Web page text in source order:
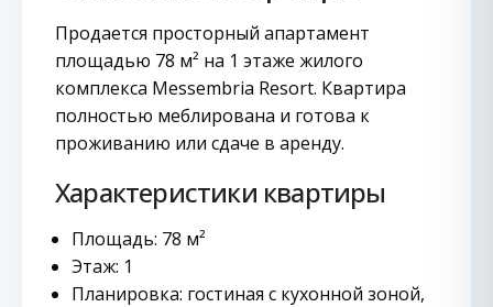
Продается просторный апартамент
площадью 78 м² на 1 этаже жилого
комплекса Messembria Resort. Квартира
полностью меблирована и готова к
проживанию или сдаче в аренду.
Характеристики квартиры
Площадь: 78 м²
Этаж: 1
Планировка: гостиная с кухонной зоной,